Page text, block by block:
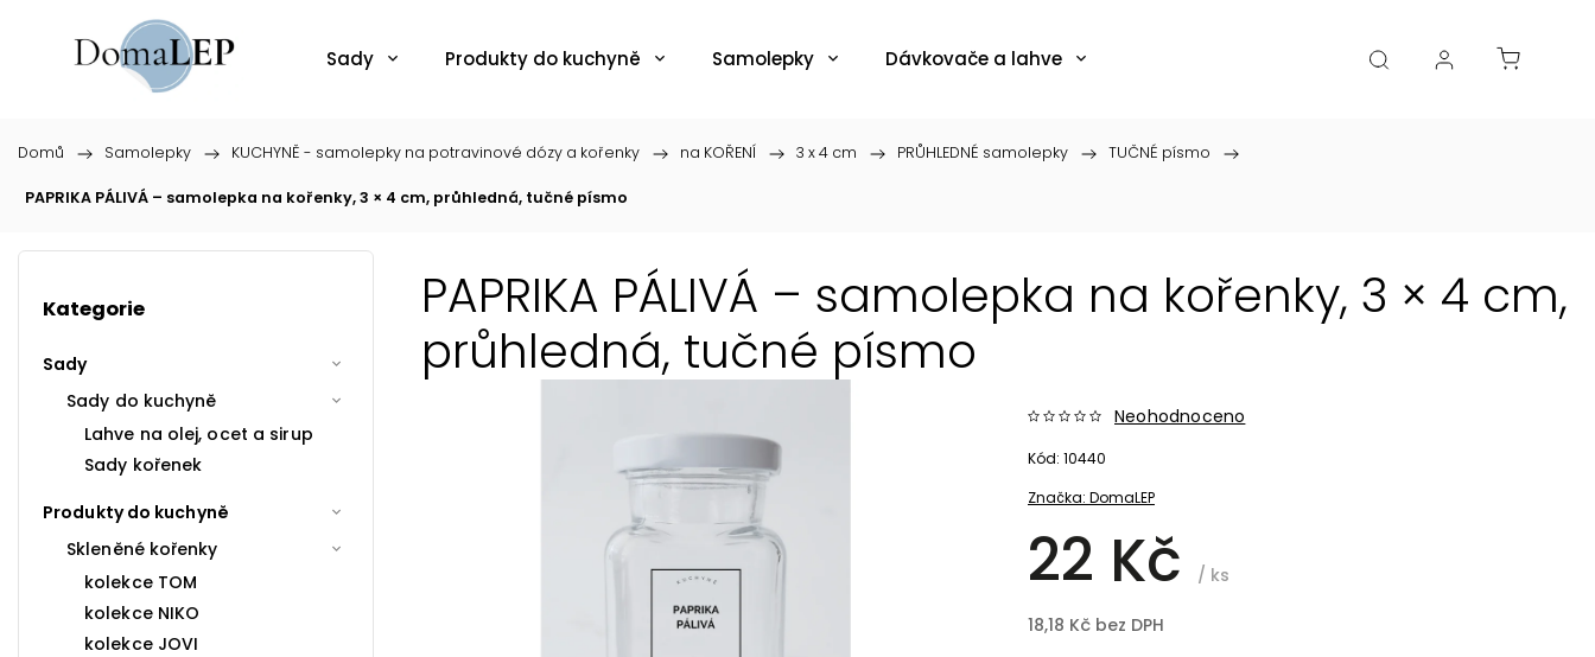
Sady Produkty do kuchyně Samolepky Dávkovače a lahve Boxy, dózy, kořenky, skleničky Akce
Domů / Samolepky / KUCHYNĚ - samolepky na potravinové dózy a kořenky / na KOŘENÍ / 3 x 4 cm / PRŮHLEDNÉ samolepky / TUČNÉ písmo /
PAPRIKA PÁLIVÁ – samolepka na kořenky, 3 × 4 cm, průhledná, tučné písmo
Kategorie
Sady
Sady do kuchyně
Lahve na olej, ocet a sirup
Sady kořenek
Produkty do kuchyně
Skleněné kořenky
kolekce TOM
kolekce NIKO
kolekce JOVI
PAPRIKA PÁLIVÁ – samolepka na kořenky, 3 × 4 cm,
průhledná, tučné písmo
Značka: DomaLEP
Neohodnoceno
22 Kč / ks
18,18 Kč bez DPH
Kód: 10440